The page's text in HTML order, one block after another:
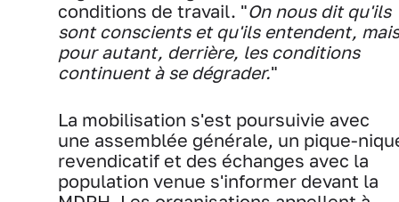
conditions de travail. "On nous dit qu'ils
sont conscients et qu'ils entendent, mais
pour autant, derrière, les conditions
continuent à se dégrader."
La mobilisation s'est poursuivie avec
une assemblée générale, un pique-
revendicatif et des échanges avec la
population venue s'informer devant la